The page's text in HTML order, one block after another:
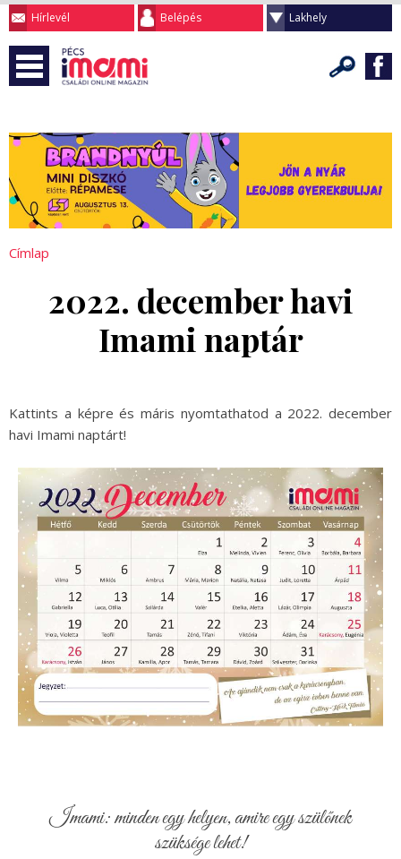
Hírlevél Belépés Lakhely
Címlap
2022. december havi
Imami naptár
Kattints a képre és máris nyomtathatod a 2022. december
havi Imami naptárt!
Imami: minden egy helyen, amire egy szülőnek
szüksége lehet!